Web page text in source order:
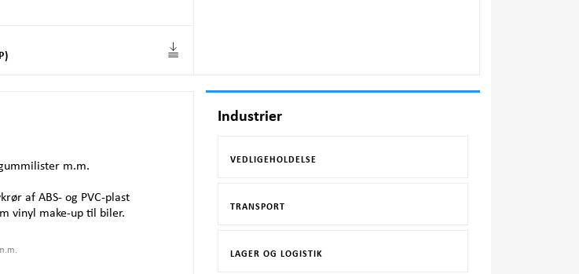
m.m.
af ABS- og PVC-plast
vinyl make-up til biler.
Industrier
VEDLIGEHOLDELSE
TRANSPORT
LAGER OG LOGISTIK